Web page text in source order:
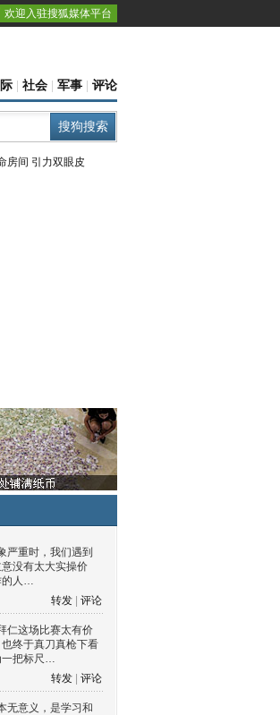
欢迎入驻搜狐媒体平台
社会 军事 评论
房间 引力双眼皮
严重时，我们遇到
没有太大实操价
的人…
转发
评论
仁这场比赛太有价
终于真刀真枪下看
一把标尺…
转发
评论
无意义，是学习和